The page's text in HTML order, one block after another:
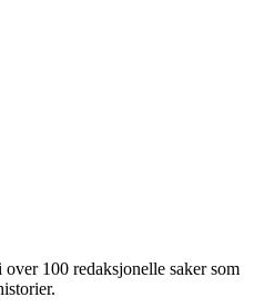
100 redaksjonelle saker som